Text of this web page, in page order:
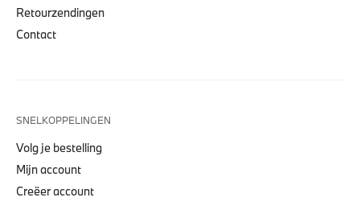
Retourzendingen
Contact
SNELKOPPELINGEN
Volg je bestelling
Mijn account
Creëer account